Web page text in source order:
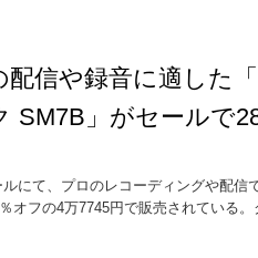
配信や録音に適した
SM7B」がセールで
にて、プロのレコーディングや配信
オフの4万7745円で販売されている